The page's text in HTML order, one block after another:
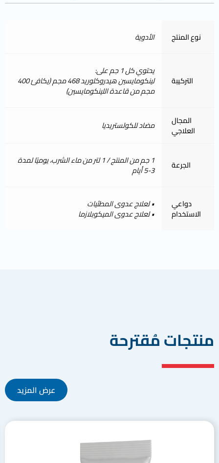
نوع المنتج الأدوية
التركيبة
يحتوي كل 1 جم على:
لينكومايسين هيدروكلوريد 468 مجم (يكافئ 400
مجم من قاعدة اللينكومايسين)
المجال
العلاجي مضاد للكولستريديا
الجرعة 1 جم من المنتج / 1 لتر من ماء الشرب، يوميًا لمدة
3-5 أيام
دواعي
الاستخدام
• لعلاج عدوى المطثيات
• لعلاج عدوى الميكوبلازما
منتجات مُقترحة
عرض المزيد